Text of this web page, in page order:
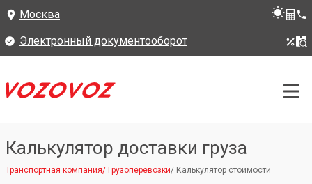
Москва
Электронный документооборот
Калькулятор доставки груза
Транспортная компания/ Грузоперевозки/ Калькулятор стоимости